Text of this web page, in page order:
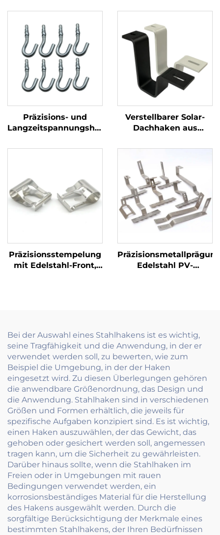
Präzisions- und
Langzeitspannungshaken
für Maschinenteile
Verstellbarer Solar-
Dachhaken aus
Photovoltaik-
Montagezubehör
Präzisionsstempelung
mit Edelstahl-Front,
Edelstahl PV-
Bei der Auswahl eines Stahlhakens ist es wichtig,
seine Tragfähigkeit und die Anwendung, in der er
verwendet werden soll, zu bewerten, wie zum
Beispiel die Umgebung, in der der Haken
eingesetzt wird. Zu diesen Überlegungen gehören
die anwendbare Größenordnung, das Design und
die Anwendung. Stahlhaken sind in verschiedenen
Größen und Formen erhältlich, die jeweils für
spezifische Aufgaben konzipiert sind. Es ist wichtig,
einen Haken auszuwählen, der das Gewicht, das
gehoben oder gesichert werden soll, angemessen
tragen kann, um die Sicherheit zu gewährleisten.
Darüber hinaus sollte, wenn die Stahlhaken im
Freien oder in Umgebungen mit rauen
Bedingungen verwendet werden, ein
korrosionsbeständiges Material für die Herstellung
des Hakens ausgewählt werden. Durch die
sorgfältige Berücksichtigung der Merkmale eines
bestimmten Stahlhakens, der Ihren Bedürfnissen